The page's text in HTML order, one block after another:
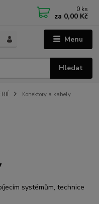
Menu
Hledat
0 ks
za 0,00 Kč
Konektory a kabely
systémům, technice